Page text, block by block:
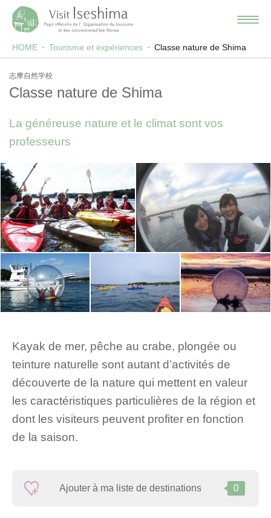
HOME Tourisme et expériences Classe nature de Shima
志摩自然学校
Classe nature de Shima
La généreuse nature et le climat sont vos
professeurs
Kayak de mer, pêche au crabe, plongée ou
teinture naturelle sont autant d’activités de
découverte de la nature qui mettent en valeur
les caractéristiques particulières de la région et
dont les visiteurs peuvent profiter en fonction
de la saison.
Ajouter à ma liste de destinations 0